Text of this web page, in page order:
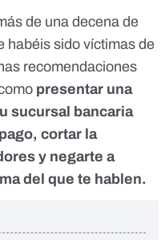
de una decena de
habéis sido víctimas de
recomendaciones
presentar una
sucursal bancaria
cortar la
y negarte a
del que te hablen.